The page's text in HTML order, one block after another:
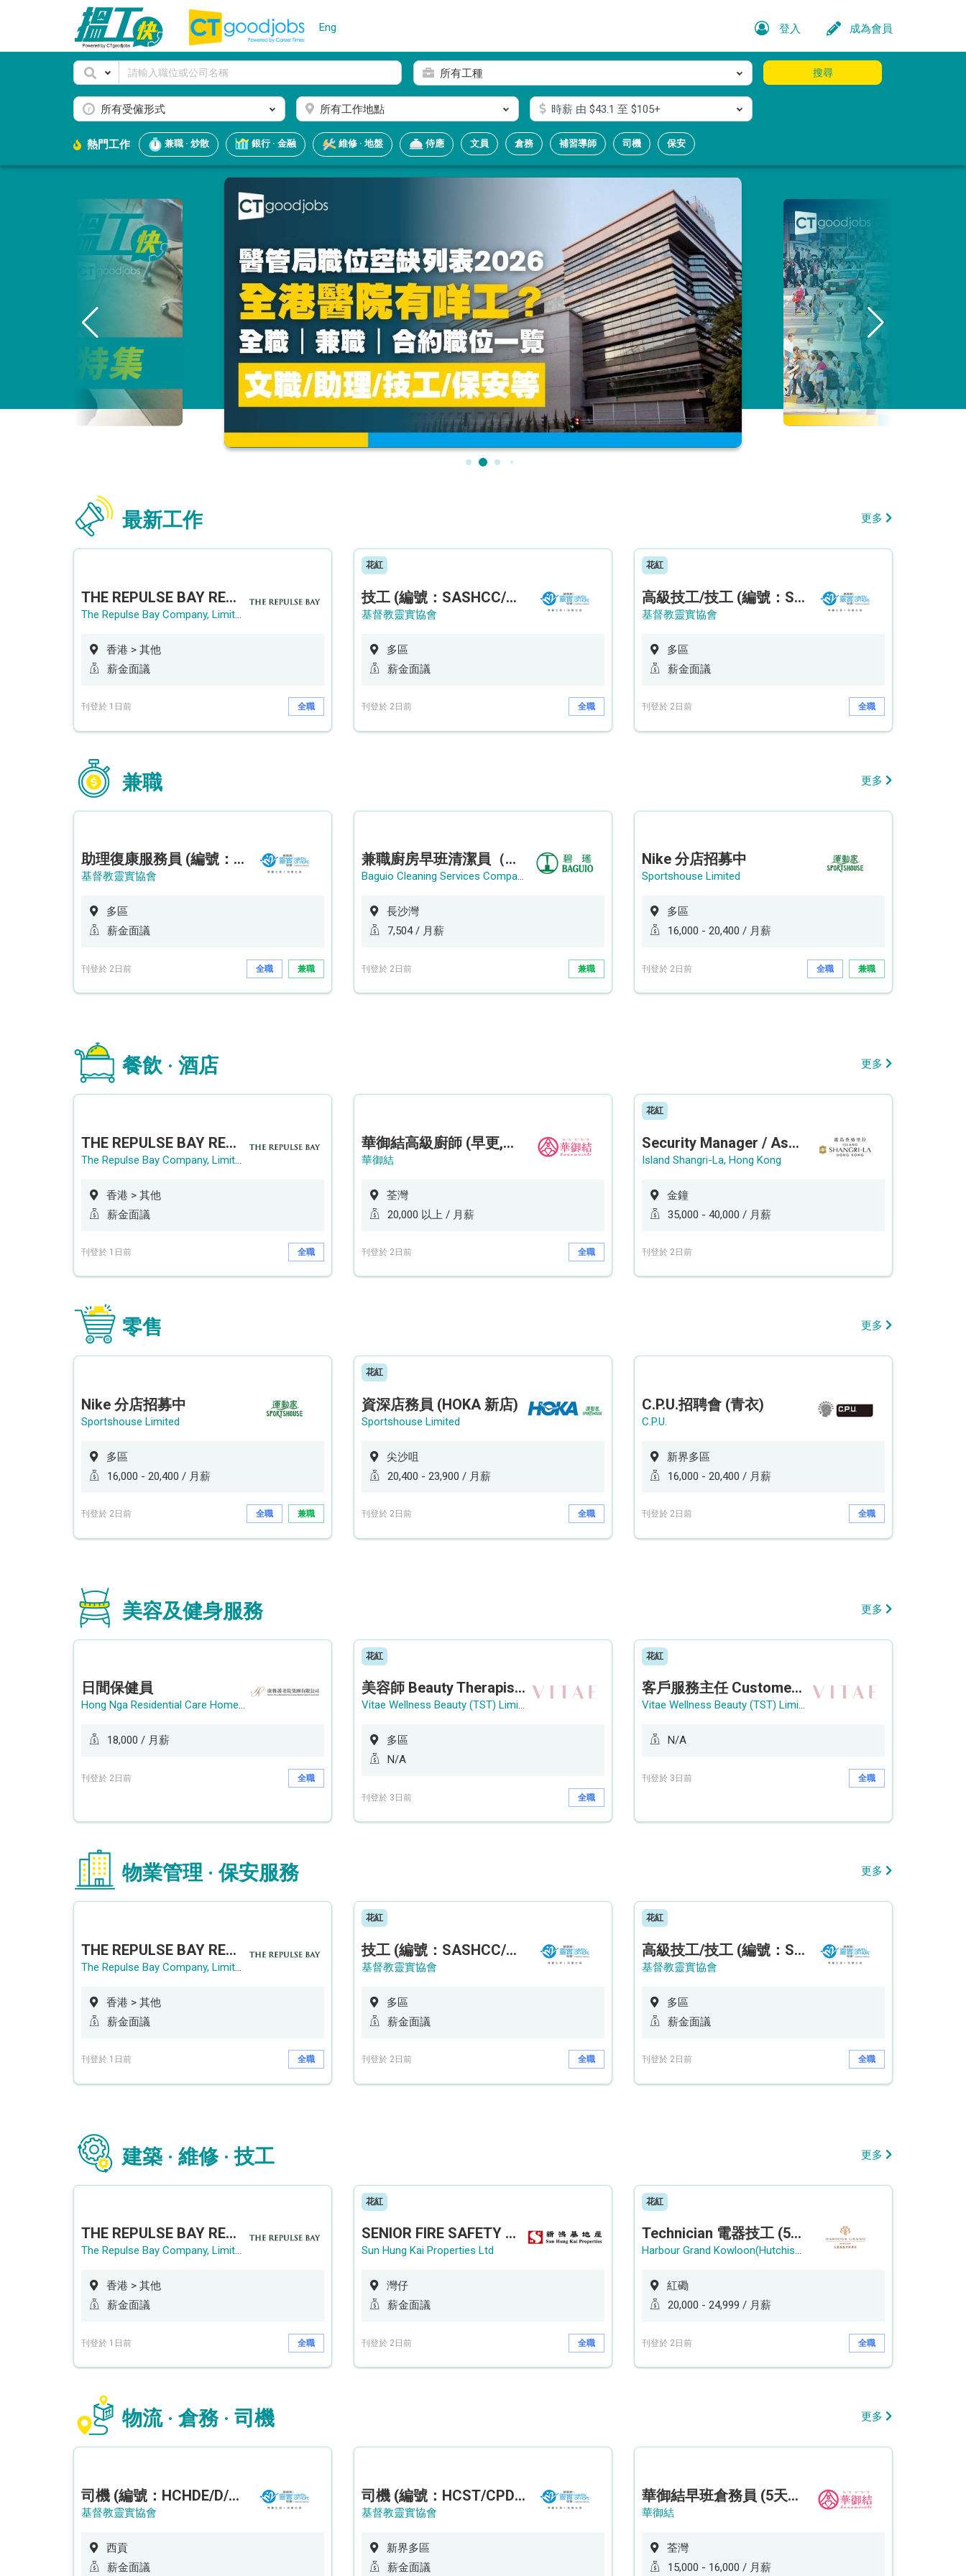
Eng 登入 成為會員
所有工種
所有受僱形式 所有工作地點 時薪由 $43.1 至 $105+
搜尋
熱門工作 兼職 · 炒散 銀行 · 金融 維修 · 地盤 侍應 文員 倉務 補習導師 司機 保安
最新工作 更多
THE REPULSE BAY RECRUITMENT DAY 淺水灣影灣園人才招聘會
The Repulse Bay Company, Limited
香港 > 其他
薪金面議
刊登於 1日前 全職
花紅
技工 (編號：SASHCC/A/CTE)
基督教靈實協會
多區
薪金面議
刊登於 2日前 全職
花紅
高級技工/技工 (編號：SSO/FM/A/CTE)
基督教靈實協會
多區
薪金面議
刊登於 2日前 全職
兼職 更多
助理復康服務員 (編號：RSD/ARSW/CTE)
基督教靈實協會
多區
薪金面議
刊登於 2日前 全職 兼職
兼職廚房早班清潔員（長沙灣）
Baguio Cleaning Services Company Limited
長沙灣
7,504 / 月薪
刊登於 2日前 兼職
Nike 分店招募中
Sportshouse Limited
多區
16,000 - 20,400 / 月薪
刊登於 2日前 全職 兼職
餐飲 · 酒店 更多
THE REPULSE BAY RECRUITMENT DAY 淺水灣影灣園人才招聘會
The Repulse Bay Company, Limited
香港 > 其他
薪金面議
刊登於 1日前 全職
華御結高級廚師 (早更,中央廚房)*底薪可達20k* (5天工作週)
華御結
荃灣
20,000 以上 / 月薪
刊登於 2日前 全職
花紅
Security Manager / Assistant Security Manager
Island Shangri-La, Hong Kong
金鐘
35,000 - 40,000 / 月薪
刊登於 2日前
零售 更多
Nike 分店招募中
Sportshouse Limited
多區
16,000 - 20,400 / 月薪
刊登於 2日前 全職 兼職
花紅
資深店務員 (HOKA 新店)
Sportshouse Limited
尖沙咀
20,400 - 23,900 / 月薪
刊登於 2日前 全職
C.P.U.招聘會 (青衣)
C.P.U.
新界多區
16,000 - 20,400 / 月薪
刊登於 2日前 全職
美容及健身服務 更多
日間保健員
Hong Nga Residential Care Home Group Limited
18,000 / 月薪
刊登於 2日前 全職
花紅
美容師 Beauty Therapist (銅鑼灣 / 尖沙咀)
Vitae Wellness Beauty (TST) Limited
多區
N/A
刊登於 3日前 全職
花紅
客戶服務主任 Customer Service Officer (銅鑼灣)
Vitae Wellness Beauty (TST) Limited
N/A
刊登於 3日前 全職
物業管理 · 保安服務 更多
THE REPULSE BAY RECRUITMENT DAY 淺水灣影灣園人才招聘會
The Repulse Bay Company, Limited
香港 > 其他
薪金面議
刊登於 1日前 全職
花紅
技工 (編號：SASHCC/A/CTE)
基督教靈實協會
多區
薪金面議
刊登於 2日前 全職
花紅
高級技工/技工 (編號：SSO/FM/A/CTE)
基督教靈實協會
多區
薪金面議
刊登於 2日前 全職
建築 · 維修 · 技工 更多
THE REPULSE BAY RECRUITMENT DAY 淺水灣影灣園人才招聘會
The Repulse Bay Company, Limited
香港 > 其他
薪金面議
刊登於 1日前 全職
花紅
SENIOR FIRE SAFETY OFFICER / FIRE SAFETY OFFICER
Sun Hung Kai Properties Ltd
灣仔
薪金面議
刊登於 2日前 全職
花紅
Technician 電器技工 (5-Day Work Week)
Harbour Grand Kowloon(Hutchison Hotel Hong Kong Limited)
紅磡
20,000 - 24,999 / 月薪
刊登於 2日前 全職
物流 · 倉務 · 司機 更多
司機 (編號：HCHDE/D/CTE)
基督教靈實協會
西貢
薪金面議
司機 (編號：HCST/CPD/CTE)
基督教靈實協會
新界多區
薪金面議
華御結早班倉務員 (5天工作週)
華御結
荃灣
15,000 - 16,000 / 月薪